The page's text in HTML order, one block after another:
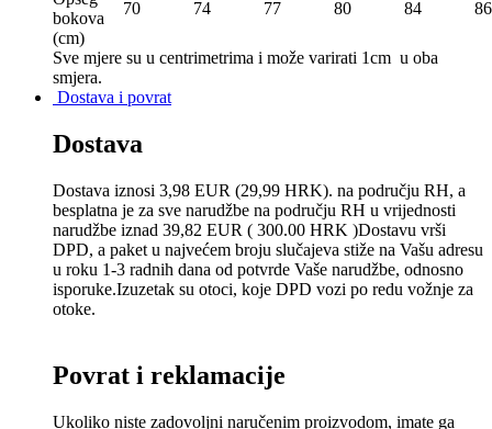
bokova
(сm)
70 74 77 80 84 86
Sve mjere su u centrimetrima i može varirati 1cm u oba
smjera.
Dostava i povrat
Dostava
Dostava iznosi 3,98 EUR (29,99 HRK). na području RH, a
besplatna je za sve narudžbe na području RH u vrijednosti
narudžbe iznad 39,82 EUR ( 300.00 HRK )Dostavu vrši
DPD, a paket u najvećem broju slučajeva stiže na Vašu adresu
u roku 1-3 radnih dana od potvrde Vaše narudžbe, odnosno
isporuke.Izuzetak su otoci, koje DPD vozi po redu vožnje za
otoke.
Povrat i reklamacije
Ukoliko niste zadovoljni naručenim proizvodom, imate ga